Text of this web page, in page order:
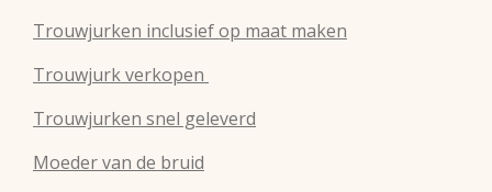
Trouwjurken inclusief op maat maken
Trouwjurk verkopen
Trouwjurken snel geleverd
Moeder van de bruid